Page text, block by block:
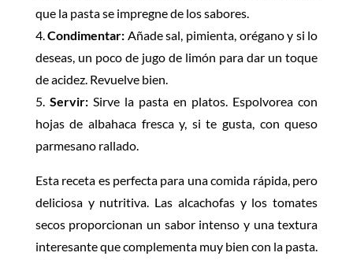
que la pasta se impregne de los sabores.
Condimentar: Añade sal, pimienta, orégano y si lo
deseas, un poco de jugo de limón para dar un toque
de acidez. Revuelve bien.
Servir:Sirve la pasta en platos. Espolvorea con
hojas de albahaca fresca y, si te gusta, con queso
parmesano rallado.
Esta receta es perfecta para una comida rápida, pero
deliciosa y nutritiva. Las alcachofas y los tomates
secos proporcionan un sabor intenso y una textura
interesante que complementa muy bien con la pasta.